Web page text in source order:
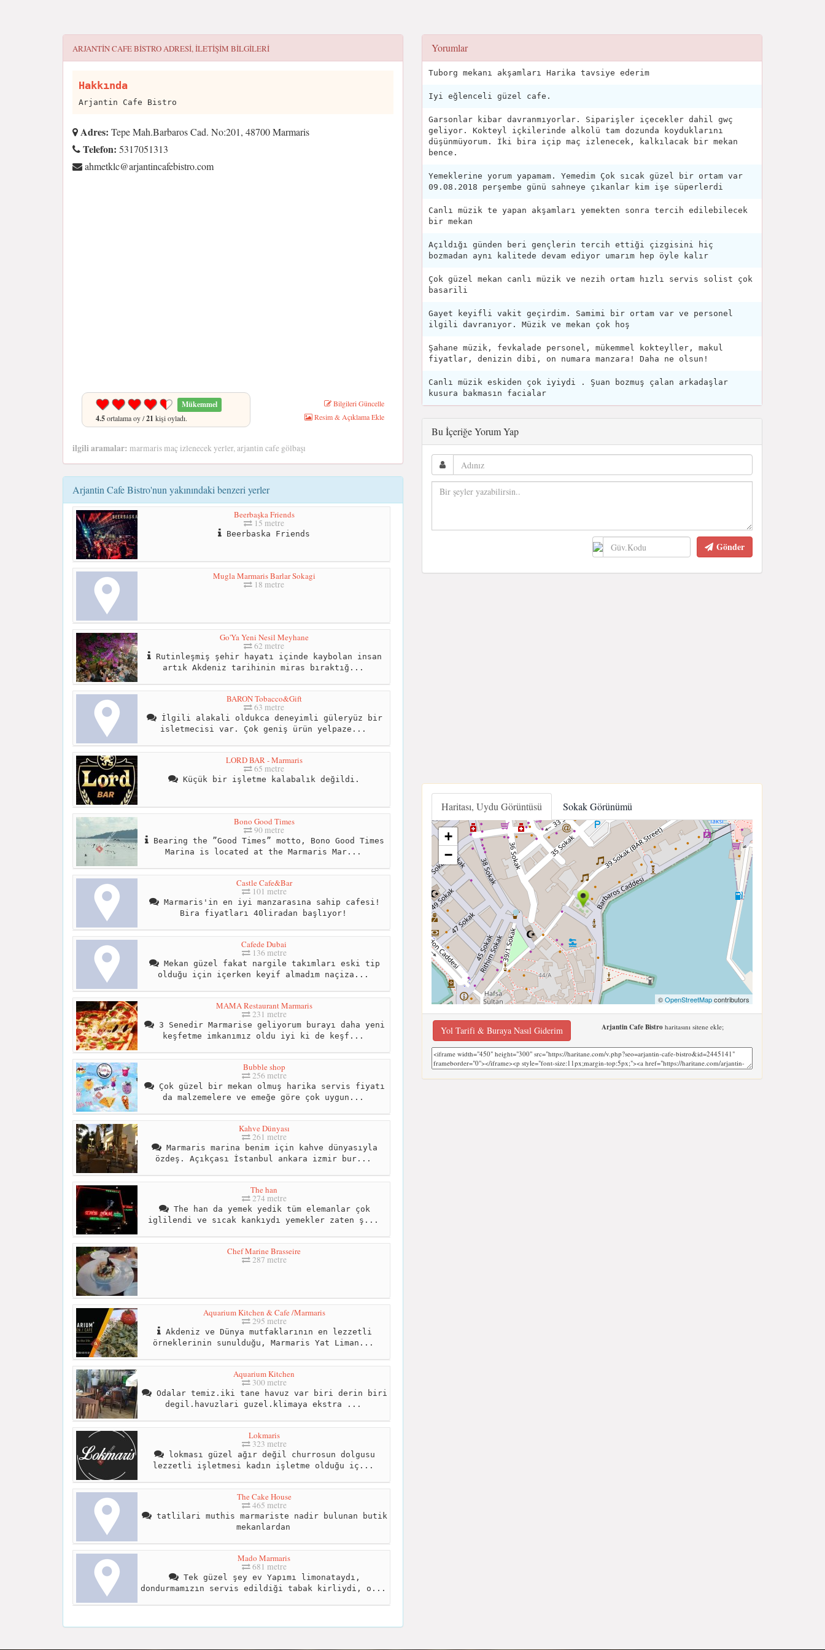
ARJANTIN CAFE BISTROADRESI, ILETIŞIM BILGILERI
Hakkında
Arjantin Cafe Bistro
Adres: Tepe Mah.Barbaros Cad. No:201, 48700 Marmaris
Telefon: 5317051313
moc.ortsibefacnitnajra@clktemha
Mükemmel
4.5ortalama oy /21 kişi oyladı.
Bilgileri Güncelle
Resim & Açıklama Ekle
ilgili aramalar: marmaris maç izlenecek yerler, arjantin cafe gölbaşı
Arjantin Cafe Bistro'nun yakınındaki benzeri yerler
Beerbaşka Friends
15 metre
Beerbaska Friends
Mugla Marmaris Barlar Sokagi
18 metre
Go'Ya Yeni Nesil Meyhane
62 metre
Rutinleşmiş şehir hayatı içinde kaybolan insan
artık Akdeniz tarihinin miras bıraktığ...
BARON Tobacco&Gift
63 metre
İlgili alakali oldukca deneyimli güleryüz bir
isletmecisi var. Çok geniş ürün yelpaze...
LORD BAR - Marmaris
65 metre
Küçük bir işletme kalabalık değildi.
Bono Good Times
90 metre
Bearing the ”Good Times” motto, Bono Good Times
Marina is located at the Marmaris Mar...
Castle Cafe&Bar
101 metre
Marmaris'in en iyi manzarasına sahip cafesi!
Bira fiyatları 40liradan başlıyor!
Cafede Dubai
136 metre
Mekan güzel fakat nargile takımları eski tip
olduğu için içerken keyif almadım naçiza...
MAMA Restaurant Marmaris
231 metre
3 Senedir Marmarise geliyorum burayı daha yeni
keşfetme imkanımız oldu iyi ki de keşf...
Bubble shop
256 metre
Çok güzel bir mekan olmuş harika servis fiyatı
da malzemelere ve emeğe göre çok uygun...
Kahve Dünyası
261 metre
Marmaris marina benim için kahve dünyasıyla
özdeş. Açıkçası İstanbul ankara izmir bur...
The han
274 metre
The han da yemek yedik tüm elemanlar çok
iglilendi ve sıcak kankıydı yemekler zaten ş...
Chef Marine Brasseire
287 metre
Aquarium Kitchen & Cafe /Marmaris
295 metre
Akdeniz ve Dünya mutfaklarının en lezzetli
örneklerinin sunulduğu, Marmaris Yat Liman...
Aquarium Kitchen
300 metre
Odalar temiz.iki tane havuz var biri derin biri
degil.havuzlari guzel.klimaya ekstra ...
Lokmaris
323 metre
lokması güzel ağır değil churrosun dolgusu
lezzetli işletmesi kadın işletme olduğu iç...
The Cake House
465 metre
tatlilari muthis marmariste nadir bulunan butik
mekanlardan
Mado Marmaris
681 metre
Tek güzel şey ev Yapımı limonataydı,
dondurmamızın servis edildiği tabak kirliydi, o...
Yorumlar
Tuborg mekanı akşamları Harika tavsiye ederim
Iyi eğlenceli güzel cafe.
Garsonlar kibar davranmıyorlar. Siparişler içecekler dahil gwç
geliyor. Kokteyl içkilerinde alkolü tam dozunda koyduklarını
düşünmüyorum. İki bira içip maç izlenecek, kalkılacak bir mekan
bence.
Yemeklerine yorum yapamam. Yemedim Çok sıcak güzel bir ortam var
09.08.2018 perşembe günü sahneye çıkanlar kim işe süperlerdi
Canlı müzik te yapan akşamları yemekten sonra tercih edilebilecek
bir mekan
Açıldığı günden beri gençlerin tercih ettiği çizgisini hiç
bozmadan aynı kalitede devam ediyor umarım hep öyle kalır
Çok güzel mekan canlı müzik ve nezih ortam hızlı servis solist çok
basarili
Gayet keyifli vakit geçirdim. Samimi bir ortam var ve personel
ilgili davranıyor. Müzik ve mekan çok hoş
Şahane müzik, fevkalade personel, mükemmel kokteyller, makul
fiyatlar, denizin dibi, on numara manzara! Daha ne olsun!
Canlı müzik eskiden çok iyiydi . Şuan bozmuş çalan arkadaşlar
kusura bakmasın facialar
Bu İçeriğe Yorum Yap
Gönder
Haritası, Uydu Görüntüsü Sokak Görünümü
+
−
©OpenStreetMapcontributors
Yol Tarifi & Buraya Nasıl Giderim Arjantin Cafe Bistroharitasını sitene ekle;